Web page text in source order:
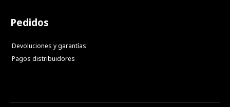
Pedidos
Devoluciones y garantías
Pagos distribuidores